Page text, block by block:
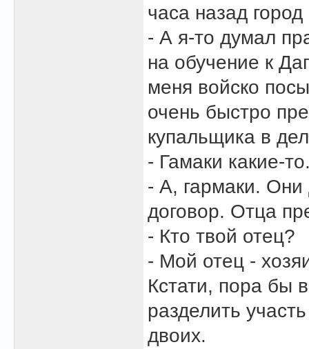
часа назад
- А я-то думал
на обучение к
меня войско
очень быстро
купальщика в
- Гамаки какие-
- А, гармаки.
договор. Отца
- Кто твой отец?
- Мой отец -
Кстати, пора бы
разделить
двоих.